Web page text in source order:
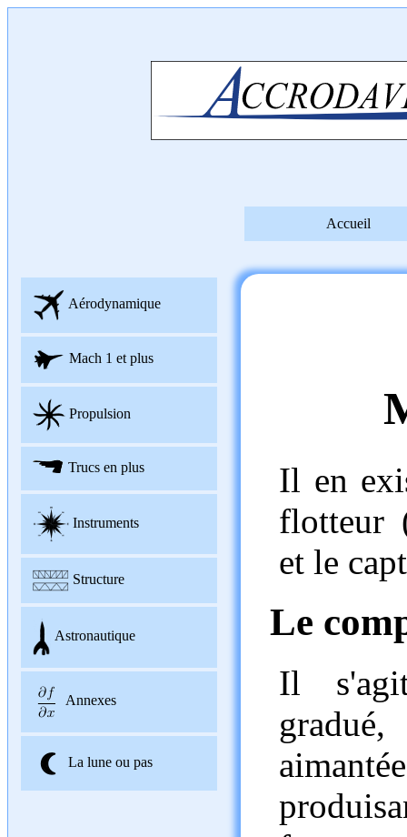
Accueil
Aérodynamique
Mach 1 et plus
Propulsion
Trucs en plus
Instruments
Structure
Astronautique
Annexes
La lune ou pas
Il en
flotteur
et le
Le
Il